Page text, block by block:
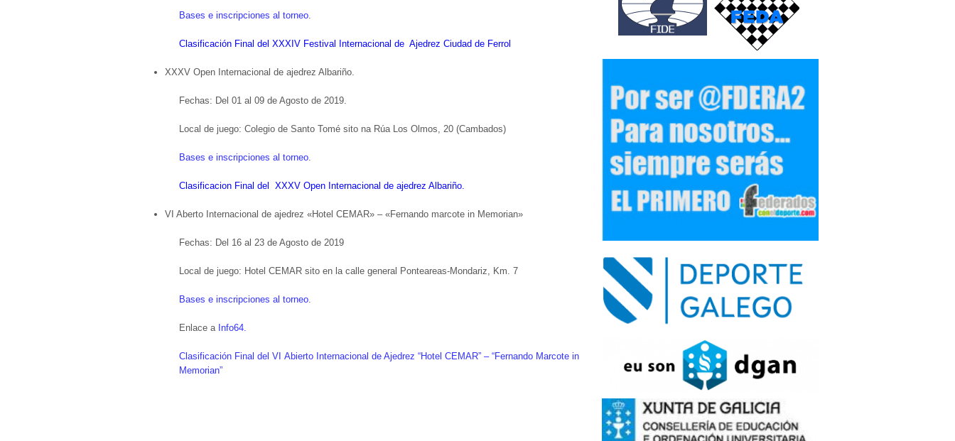
Bases e inscripciones al torneo.
Clasificación Final del XXXIV Festival Internacional de Ajedrez Ciudad de Ferrol
XXXV Open Internacional de ajedrez Albariño.
Fechas: Del 01 al 09 de Agosto de 2019.
Local de juego: Colegio de Santo Tomé sito na Rúa Los Olmos, 20 (Cambados)
Bases e inscripciones al torneo.
Clasificacion Final del XXXV Open Internacional de ajedrez Albariño.
VI Aberto Internacional de ajedrez «Hotel CEMAR» – «Fernando marcote in Memorian»
Fechas: Del 16 al 23 de Agosto de 2019
Local de juego: Hotel CEMAR sito en la calle general Ponteareas-Mondariz, Km. 7
Bases e inscripciones al torneo.
Enlace a Info64.
Clasificación Final del VI Abierto Internacional de Ajedrez “Hotel CEMAR” – “Fernando Marcote in
Memorian”